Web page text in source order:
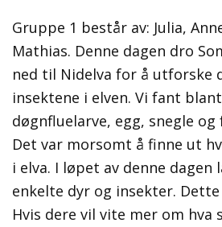
Gruppe 1 består av: Julia,
Mathias. Denne dagen dro
ned til Nidelva for å utforske
insektene i elven. Vi fant
døgnfluelarve, egg, snegle
Det var morsomt å finne ut
i elva. I løpet av denne
enkelte dyr og insekter.
Hvis dere vil vite mer om hva